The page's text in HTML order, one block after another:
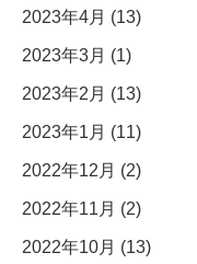
2023年4月 (13)
2023年3月 (1)
2023年2月 (13)
2023年1月 (11)
2022年12月 (2)
2022年11月 (2)
2022年10月 (13)